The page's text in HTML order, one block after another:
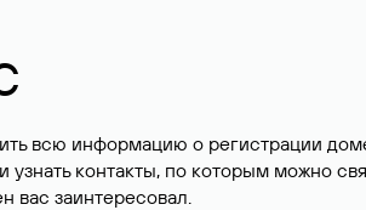
всю информацию о регистрации
узнать контакты, по которым можно
вас заинтересовал.